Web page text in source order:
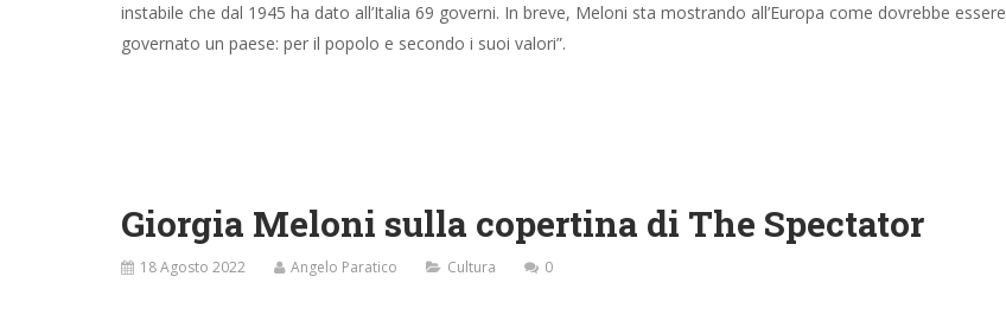
instabile che dal 1945 ha dato all’Italia 69 governi. In breve, Meloni sta mostrando all’Europa come dovrebbe essere
governato un paese: per il popolo e secondo i suoi valori”.
Giorgia Meloni sulla copertina di The Spectator
18 Agosto 2022 Angelo Paratico Cultura 0